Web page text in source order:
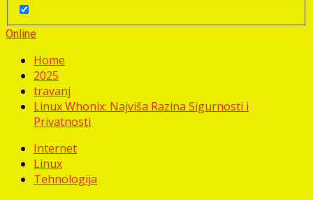
Online
Home
2025
travanj
Linux Whonix: Najviša Razina Sigurnosti i
Privatnosti
Internet
Linux
Tehnologija